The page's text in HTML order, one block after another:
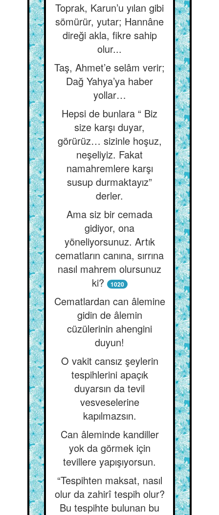
Toprak, Karun’u yılan gibi
sömürür, yutar; Hannâne
direği akla, fikre sahip
olur...
Taş, Ahmet’e selâm verir;
Dağ Yahya’ya haber
yollar…
Hepsi de bunlara “ Biz
size karşı duyar,
görürüz… sizinle hoşuz,
neşeliyiz. Fakat
namahremlere karşı
susup durmaktayız”
derler.
Ama siz bir cemada
gidiyor, ona
yöneliyorsunuz. Artık
cematların canına, sırrına
nasıl mahrem olursunuz
ki?
1020
Cematlardan can âlemine
gidin de âlemin
cüzülerinin ahengini
duyun!
O vakit cansız şeylerin
tespihlerini apaçık
duyarsın da tevil
vesveselerine
kapılmazsın.
Can âleminde kandiller
yok da görmek için
tevillere yapışıyorsun.
“Tespihten maksat, nasıl
olur da zahirî tespih olur?
Bu tespihte bulunan bu